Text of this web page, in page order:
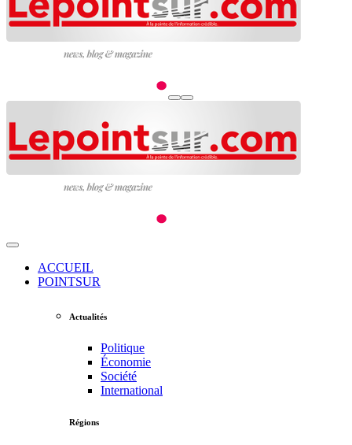
ACCUEIL
POINTSUR
Actualités
Politique
Économie
Société
International
Régions